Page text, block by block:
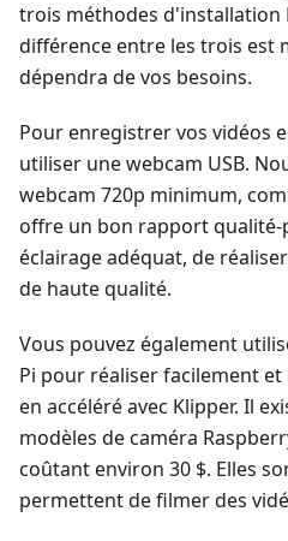
trois méthodes d'installation
différence entre les trois est
dépendra de vos besoins.
Pour enregistrer vos vidéos
utiliser une webcam USB.
webcam 720p minimum,
offre un bon rapport qualité-
éclairage adéquat, de
de haute qualité.
Vous pouvez également
Pi pour réaliser facilement
en accéléré avec Klipper. Il
modèles de caméra
coûtant environ 30 $. Elles
permettent de filmer des